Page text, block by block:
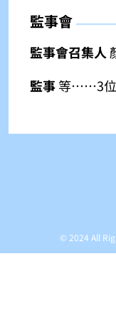
監事會
監事會召集人
監事等⋯⋯3位
© 2024 All